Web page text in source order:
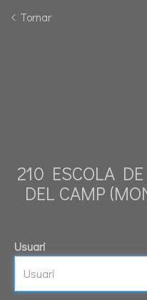
Tornar
210 ESCOLA
DEL CAMP
Usuari